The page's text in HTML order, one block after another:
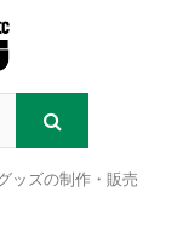
ッズの制作・販売